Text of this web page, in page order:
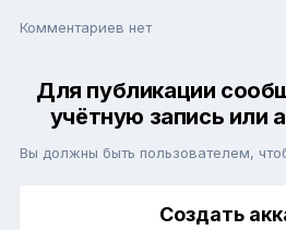
Комментариев нет
Для публикации
учётную запись или
Вы должны быть пользователем,
Создать